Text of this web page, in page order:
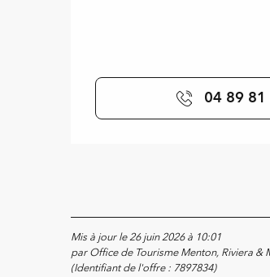
04 89 81
Mis à jour le 26 juin 2026 à 10:01
par Office de Tourisme Menton, Riviera &
(Identifiant de l'offre : 7897834)